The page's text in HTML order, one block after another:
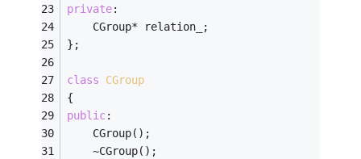
private:
    CGroup* relation_;
};
class
CGroup
{
public:
    CGroup();
    ~CGroup();